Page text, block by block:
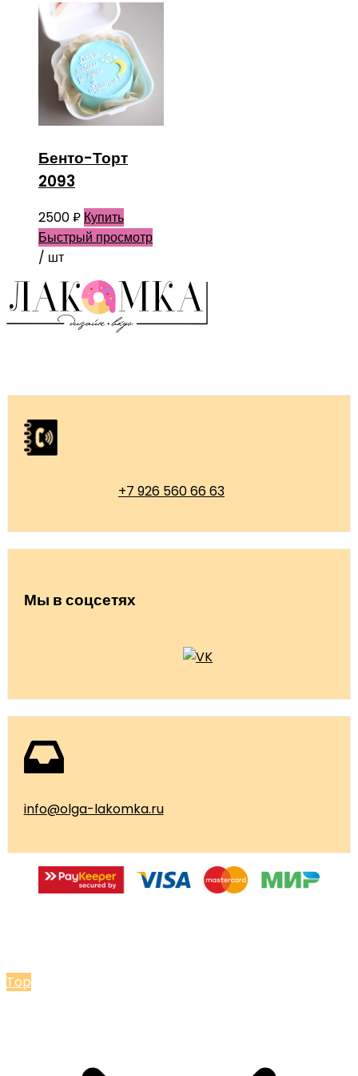
Бенто-Торт
2093
2500₽ Купить
Быстрый просмотр
/ шт
+7 926 560 66 63
Мы в соцсетях
info@olga-lakomka.ru
Top